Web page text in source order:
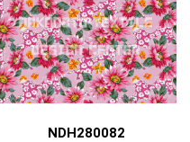
NDH280082